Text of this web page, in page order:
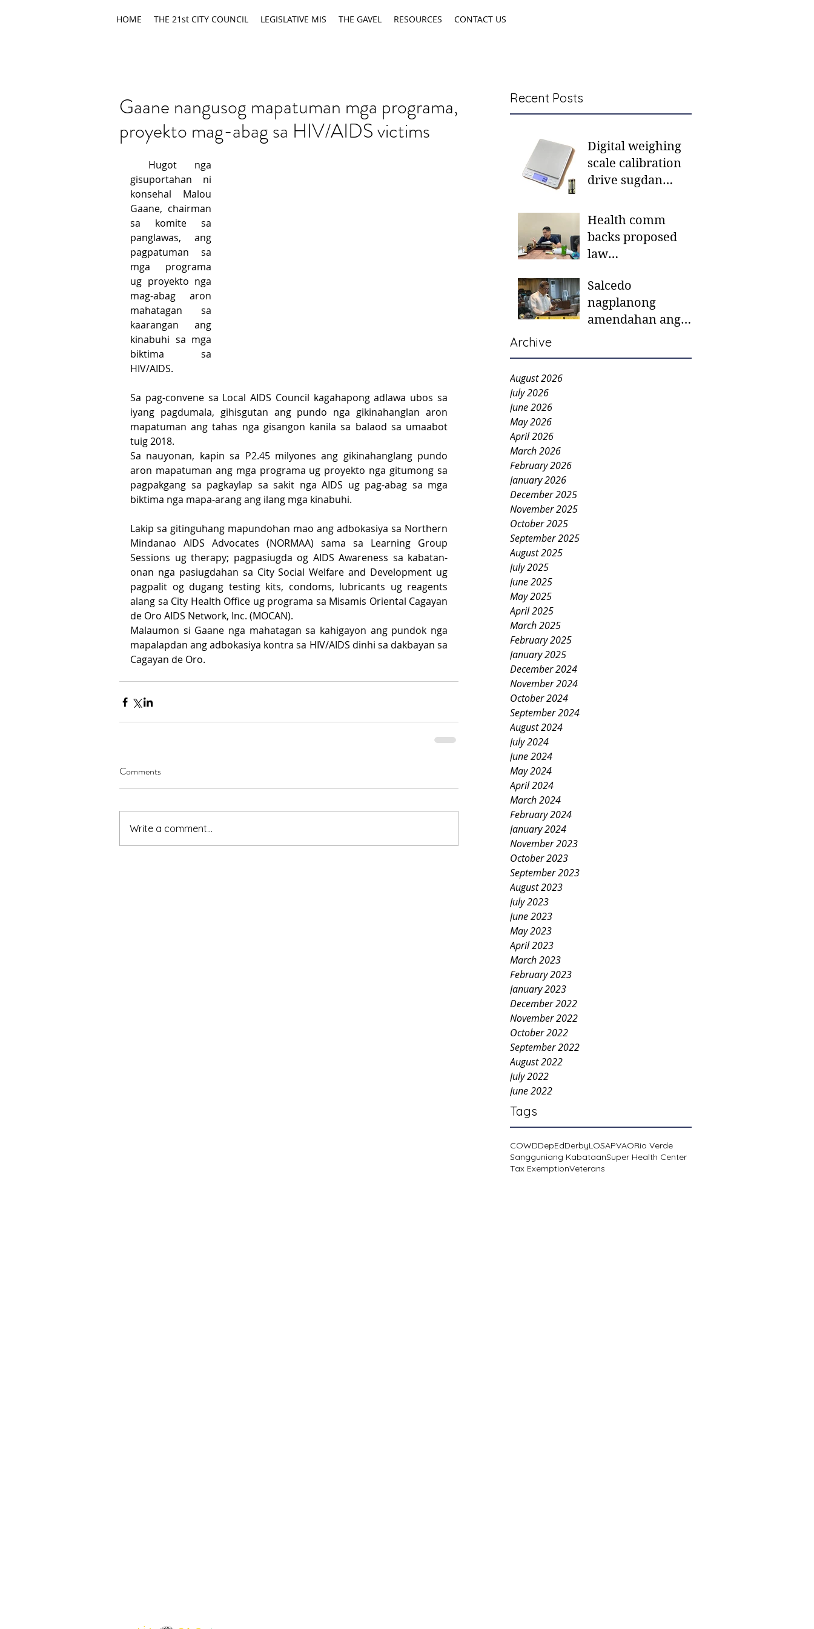
HOME THE 21st CITY COUNCIL LEGISLATIVE MIS THE GAVEL RESOURCES CONTACT US
Recent Posts
Digital weighing
scale calibration
drive sugdan
Health comm
backs proposed
law
mother-to-mother
support groups,
first 1,000 days
Salcedo
nagplanong
amendahan ang
Archive
August 2026
July 2026
June 2026
May 2026
April 2026
March 2026
February 2026
January 2026
December 2025
November 2025
October 2025
September 2025
August 2025
July 2025
June 2025
May 2025
April 2025
March 2025
February 2025
January 2025
December 2024
November 2024
October 2024
September 2024
August 2024
July 2024
June 2024
May 2024
April 2024
March 2024
February 2024
January 2024
November 2023
October 2023
September 2023
August 2023
July 2023
June 2023
May 2023
April 2023
March 2023
February 2023
January 2023
December 2022
November 2022
October 2022
September 2022
August 2022
July 2022
June 2022
Tags
COWDDepEdDerbyLOSAPVAORio Verde
Sangguniang KabataanSuper Health Center
Tax ExemptionVeterans
Gaane nangusog mapatuman mga programa,
proyekto mag-abag sa HIV/AIDS victims
gisuportahan ni
konsehal Malou
Gaane, chairman
sa komite sa
panglawas, ang
pagpatuman sa
mga programa
ug proyekto nga
mag-abag aron
mahatagan sa
kaarangan ang
kinabuhi sa mga
biktima sa
HIV/AIDS.
Sa pag-convene sa Local AIDS Council kagahapong adlawa ubos sa
iyang pagdumala, gihisgutan ang pundo nga gikinahanglan aron
mapatuman ang tahas nga gisangon kanila sa balaod sa umaabot
tuig 2018.
Sa nauyonan, kapin sa P2.45 milyones ang gikinahanglang pundo
aron mapatuman ang mga programa ug proyekto nga gitumong sa
pagpakgang sa pagkaylap sa sakit nga AIDS ug pag-abag sa mga
biktima nga mapa-arang ang ilang mga kinabuhi.
Lakip sa gitinguhang mapundohan mao ang adbokasiya sa Northern
Mindanao AIDS Advocates (NORMAA) sama sa Learning Group
Sessions ug therapy; pagpasiugda og AIDS Awareness sa kabatan-
onan nga pasiugdahan sa City Social Welfare and Development ug
pagpalit og dugang testing kits, condoms, lubricants ug reagents
alang sa City Health Office ug programa sa Misamis Oriental Cagayan
de Oro AIDS Network, Inc. (MOCAN).
Malaumon si Gaane nga mahatagan sa kahigayon ang pundok nga
mapalapdan ang adbokasiya kontra sa HIV/AIDS dinhi sa dakbayan sa
Cagayan de Oro.
Comments
Write a comment...